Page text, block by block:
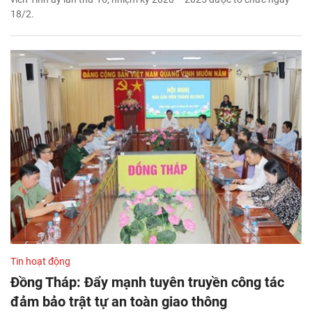
18/2.
Tin hoạt động
Đồng Tháp: Đẩy mạnh tuyên truyền công tác
đảm bảo trật tự an toàn giao thông